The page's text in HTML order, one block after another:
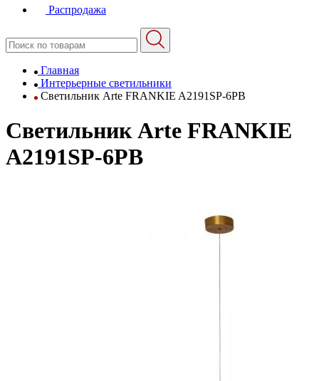
Распродажа
Главная
Интерьерные светильники
Светильник Arte FRANKIE A2191SP-6PB
Светильник Arte FRANKIE
A2191SP-6PB